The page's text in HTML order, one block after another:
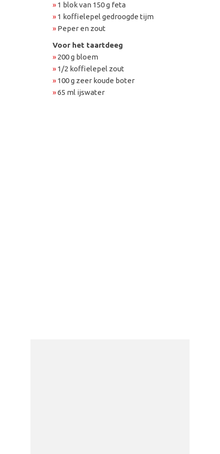
» 1 blok van 150 g feta
» 1 koffielepel gedroogde tijm
» Peper en zout
Voor het taartdeeg
» 200 g bloem
» 1/2 koffielepel zout
» 100 g zeer koude boter
»65 ml ijswater